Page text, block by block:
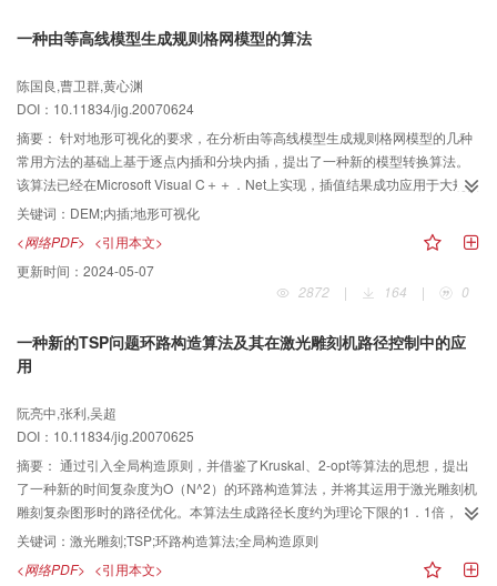
一种由等高线模型生成规则格网模型的算法
陈国良,曹卫群,黄心渊
DOI：10.11834/jig.20070624
摘要： 针对地形可视化的要求，在分析由等高线模型生成规则格网模型的几种
常用方法的基础上基于逐点内插和分块内插，提出了一种新的模型转换算法。
该算法已经在Microsoft Visual C＋＋．Net上实现，插值结果成功应用于大规模
地形可视化平台。
关键词： DEM;内插;地形可视化
<网络PDF> <引用本文>
更新时间： 2024-05-07
2872
| 164 | 0
一种新的TSP问题环路构造算法及其在激光雕刻机路径控制中的应
用
阮亮中,张利,吴超
DOI：10.11834/jig.20070625
摘要： 通过引入全局构造原则，并借鉴了Kruskal、2-opt等算法的思想，提出
了一种新的时间复杂度为O（N^2）的环路构造算法，并将其运用于激光雕刻机
雕刻复杂图形时的路径优化。本算法生成路径长度约为理论下限的1．1倍，上
浮幅度与NN和GD算法比较，分别下降了58％和42％。将此算法嵌入激光雕刻
关键词： 激光雕刻;TSP;环路构造算法;全局构造原则
<网络PDF> <引用本文>